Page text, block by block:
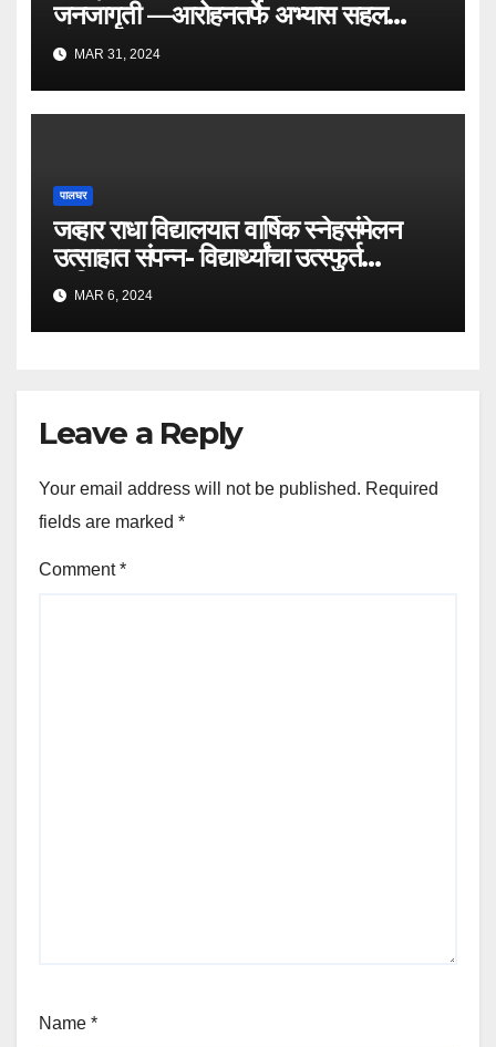
जनजागृती —आरोहनतर्फे अभ्यास सहल
संपन्न.
MAR 31, 2024
पालघर
जव्हार राधा विद्यालयात वार्षिक स्नेहसंमेलन
उत्साहात संपन्न- विद्यार्थ्यांचा उत्स्फुर्त
प्रतिसाद.
MAR 6, 2024
Leave a Reply
Your email address will not be published. Required
fields are marked *
Comment*
Name *